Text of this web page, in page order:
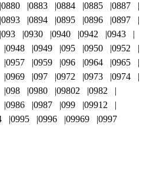
0880 0883 0884 0885
0887
0893 0894 0895 0896
0897
093 0930 0940 0942
0943
0948 0949 095 0950
0952
0957 0959 096 0964
0965
0969 097 0972 0973
0974
098 0980 09802
0982
0986 0987 099
09912
0995 0996 09969 0997